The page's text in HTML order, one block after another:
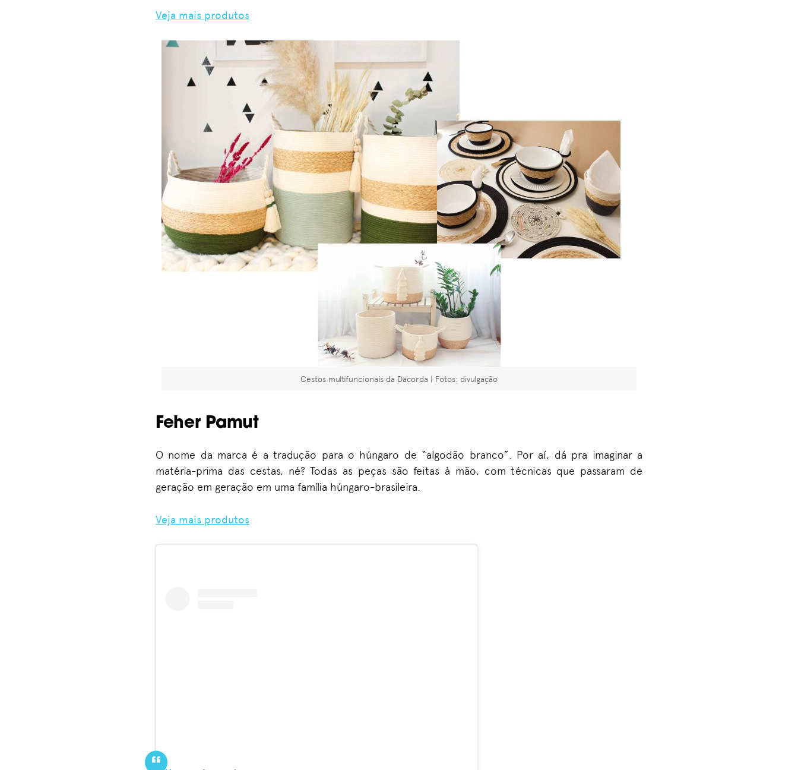
Veja mais produtos
Cestos multifuncionais da Dacorda | Fotos: divulgação
Feher Pamut
O nome da marca é a tradução para o húngaro de “algodão branco”. Por aí, dá pra imaginar a
matéria-prima das cestas, né? Todas as peças são feitas à mão, com técnicas que passaram de
geração em geração em uma família húngaro-brasileira.
Veja mais produtos